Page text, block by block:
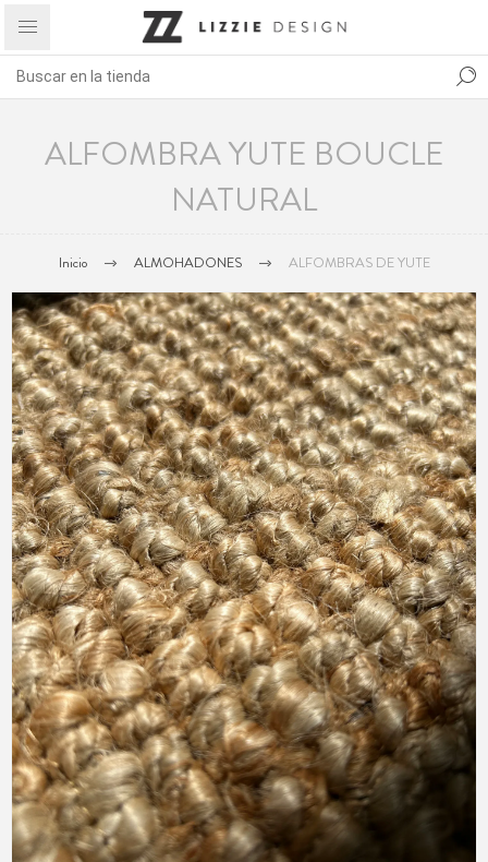
ALFOMBRA YUTE BOUCLE
NATURAL
Inicio ALMOHADONES ALFOMBRAS DE YUTE